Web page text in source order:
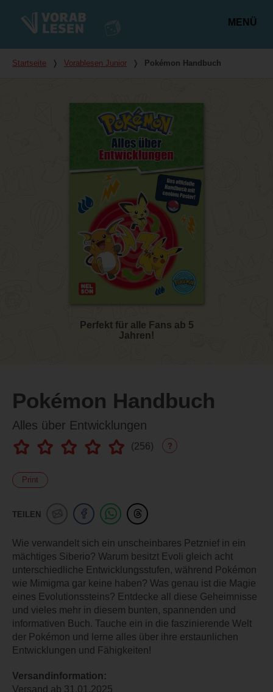
MENÜ
Du bist hier
Startseite ❭ Vorablesen Junior ❭ Pokémon Handbuch
Perfekt für alle Fans ab 5
Jahren!
Pokémon Handbuch
Alles über Entwicklungen
(256) ?
Print
TEILEN
Wie verwandelt sich ein unscheinbares Petznief in ein
mächtiges Siberio? Warum besitzt Evoli gleich acht
unterschiedliche Entwicklungsstufen, während Pokémon
wie Mimigma gar keine haben? Was genau ist die Magie
eines Evolutionssteins? Entdecke all diese Geheimnisse
und vieles mehr in diesem bunten, spannenden und
informativen Buch. Tauche ein in die faszinierende Welt
der Pokémon und lerne alles über ihre erstaunlichen
Entwicklungen und Fähigkeiten!
Versandinformation:
Versand ab 31.01.2025